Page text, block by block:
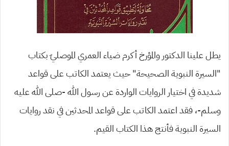
يطل علينا الدكتور والمؤرخ أكرم ضياء العمري الموصليّ بكتاب
“السيرة النبوية الصحيحة” حيث يعتمد الكاتب على قواعد
شديدة في اختيار الروايات الواردة عن رسول الله -صلى الله عليه
وسلم-، فقد اعتمد الكاتب على قواعد المحدثين في نقد روايات
السيرة النبوية فأنتج هذا الكتاب القيم.